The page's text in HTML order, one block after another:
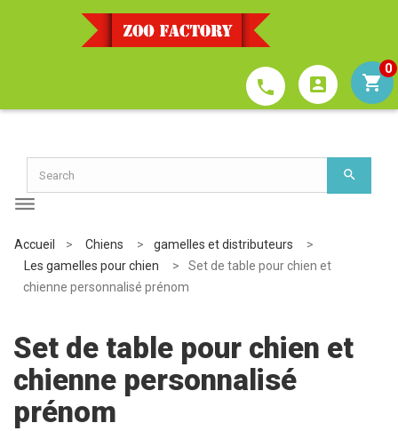
0
account_box
phone
Accueil > Chiens > gamelles et distributeurs
>
Les gamelles pour chien
>
Set de table pour chien et
chienne personnalisé prénom
Set de table pour chien et
chienne personnalisé
prénom